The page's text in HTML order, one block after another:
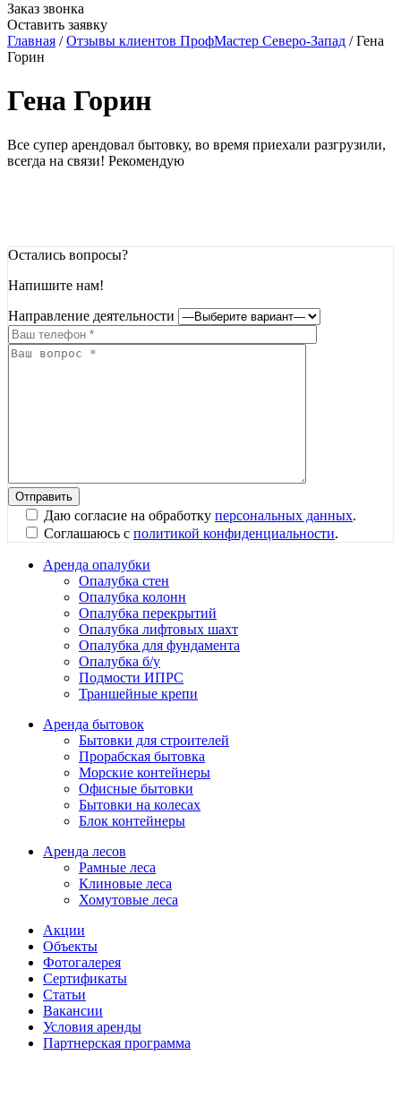
Заказ звонка
Оставить заявку
Главная /Отзывы клиентов ПрофМастер Северо-Запад /Гена
Горин
Гена Горин
Все супер арендовал бытовку, во время приехали разгрузили,
всегда на связи! Рекомендую
Остались вопросы?
Напишите нам!
Направление деятельности
Даю согласие на обработку персональных данных.
Соглашаюсь с политикой конфиденциальности.
Аренда опалубки
Опалубка стен
Опалубка колонн
Опалубка перекрытий
Опалубка лифтовых шахт
Опалубка для фундамента
Опалубка б/у
Подмости ИПРС
Траншейные крепи
Аренда бытовок
Бытовки для строителей
Прорабская бытовка
Морские контейнеры
Офисные бытовки
Бытовки на колесах
Блок контейнеры
Аренда лесов
Рамные леса
Клиновые леса
Хомутовые леса
Акции
Объекты
Фотогалерея
Сертификаты
Статьи
Вакансии
Условия аренды
Партнерская программа